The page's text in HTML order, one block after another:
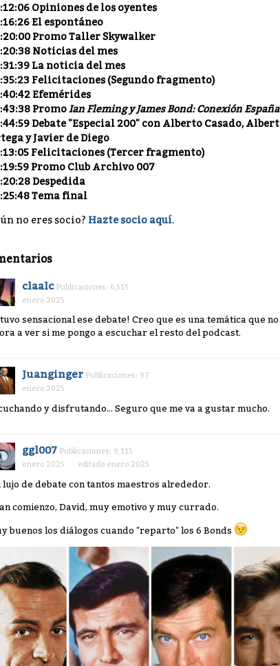
Opiniones de los oyentes
El espontáneo
Promo Taller Skywalker
Noticias del mes
La noticia del mes
Felicitaciones (Segundo fragmento)
Efemérides
PromoIan Fleming y James Bond: Conexión España
Debate "Especial 200" con Alberto Casado,
y Javier de Diego
Felicitaciones (Tercer fragmento)
Promo Club Archivo 007
Despedida
Tema final
no eres socio? Hazte socio aquí.
claalc Publicaciones: 6,515
enero 2025
sensacional ese debate! Creo que es una temática que
a ver si me pongo a escuchar el resto del podcast.
Juanginger Publicaciones: 97
enero 2025
y disfrutando... Seguro que me va a gustar mucho.
ggl007 Publicaciones: 9,115
enero 2025
editado enero 2025
lujo de debate con tantos maestros alrededor.
comienzo, David, muy emotivo y muy currado.
buenos los diálogos cuando "reparto" los 6 Bonds